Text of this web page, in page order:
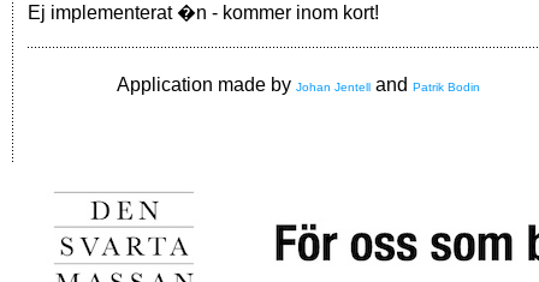
Ej implementerat �n - kommer inom kort!
Application made by Johan Jentell and Patrik Bodin